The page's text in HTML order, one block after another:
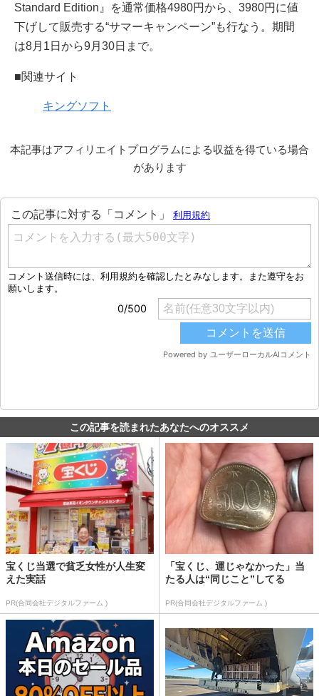
Standard Edition』を通常価格4980円から、3980円に値
下げして販売する“サマーキャンペーン”も行なう。期間
は8月1日から9月30日まで。
■関連サイト
キングソフト
本記事はアフィリエイトプログラムによる収益を得ている場合
があります
この記事を読まれたあなたへのオススメ
宝くじ当選で貧乏女性が人生変
えた実話
PR(合同会社デジタルファーム )
「宝くじ、運じゃなかった」当
たる人は“同じこと”してる
PR(合同会社デジタルファーム )